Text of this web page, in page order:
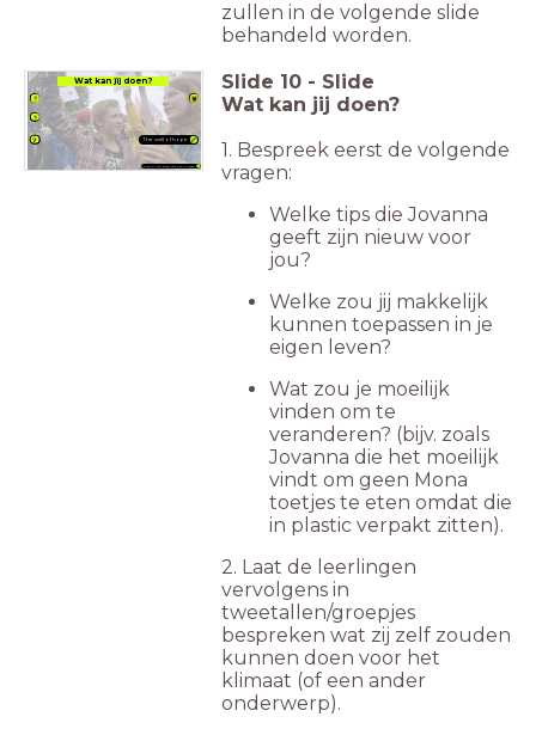
zullen in de volgende slide
behandeld worden.
The wall of hope
Wat jij kan doen voor het klimaat!
Wat kan jij doen? Slide 10 - Slide
Wat kan jij doen?
1. Bespreek eerst de volgende
vragen:
Welke tips die Jovanna
geeft zijn nieuw voor
jou?
Welke zou jij makkelijk
kunnen toepassen in je
eigen leven?
Wat zou je moeilijk
vinden om te
veranderen? (bijv. zoals
Jovanna die het moeilijk
vindt om geen Mona
toetjes te eten omdat die
in plastic verpakt zitten).
2. Laat de leerlingen
vervolgens in
tweetallen/groepjes
bespreken wat zij zelf zouden
kunnen doen voor het
klimaat (of een ander
onderwerp).